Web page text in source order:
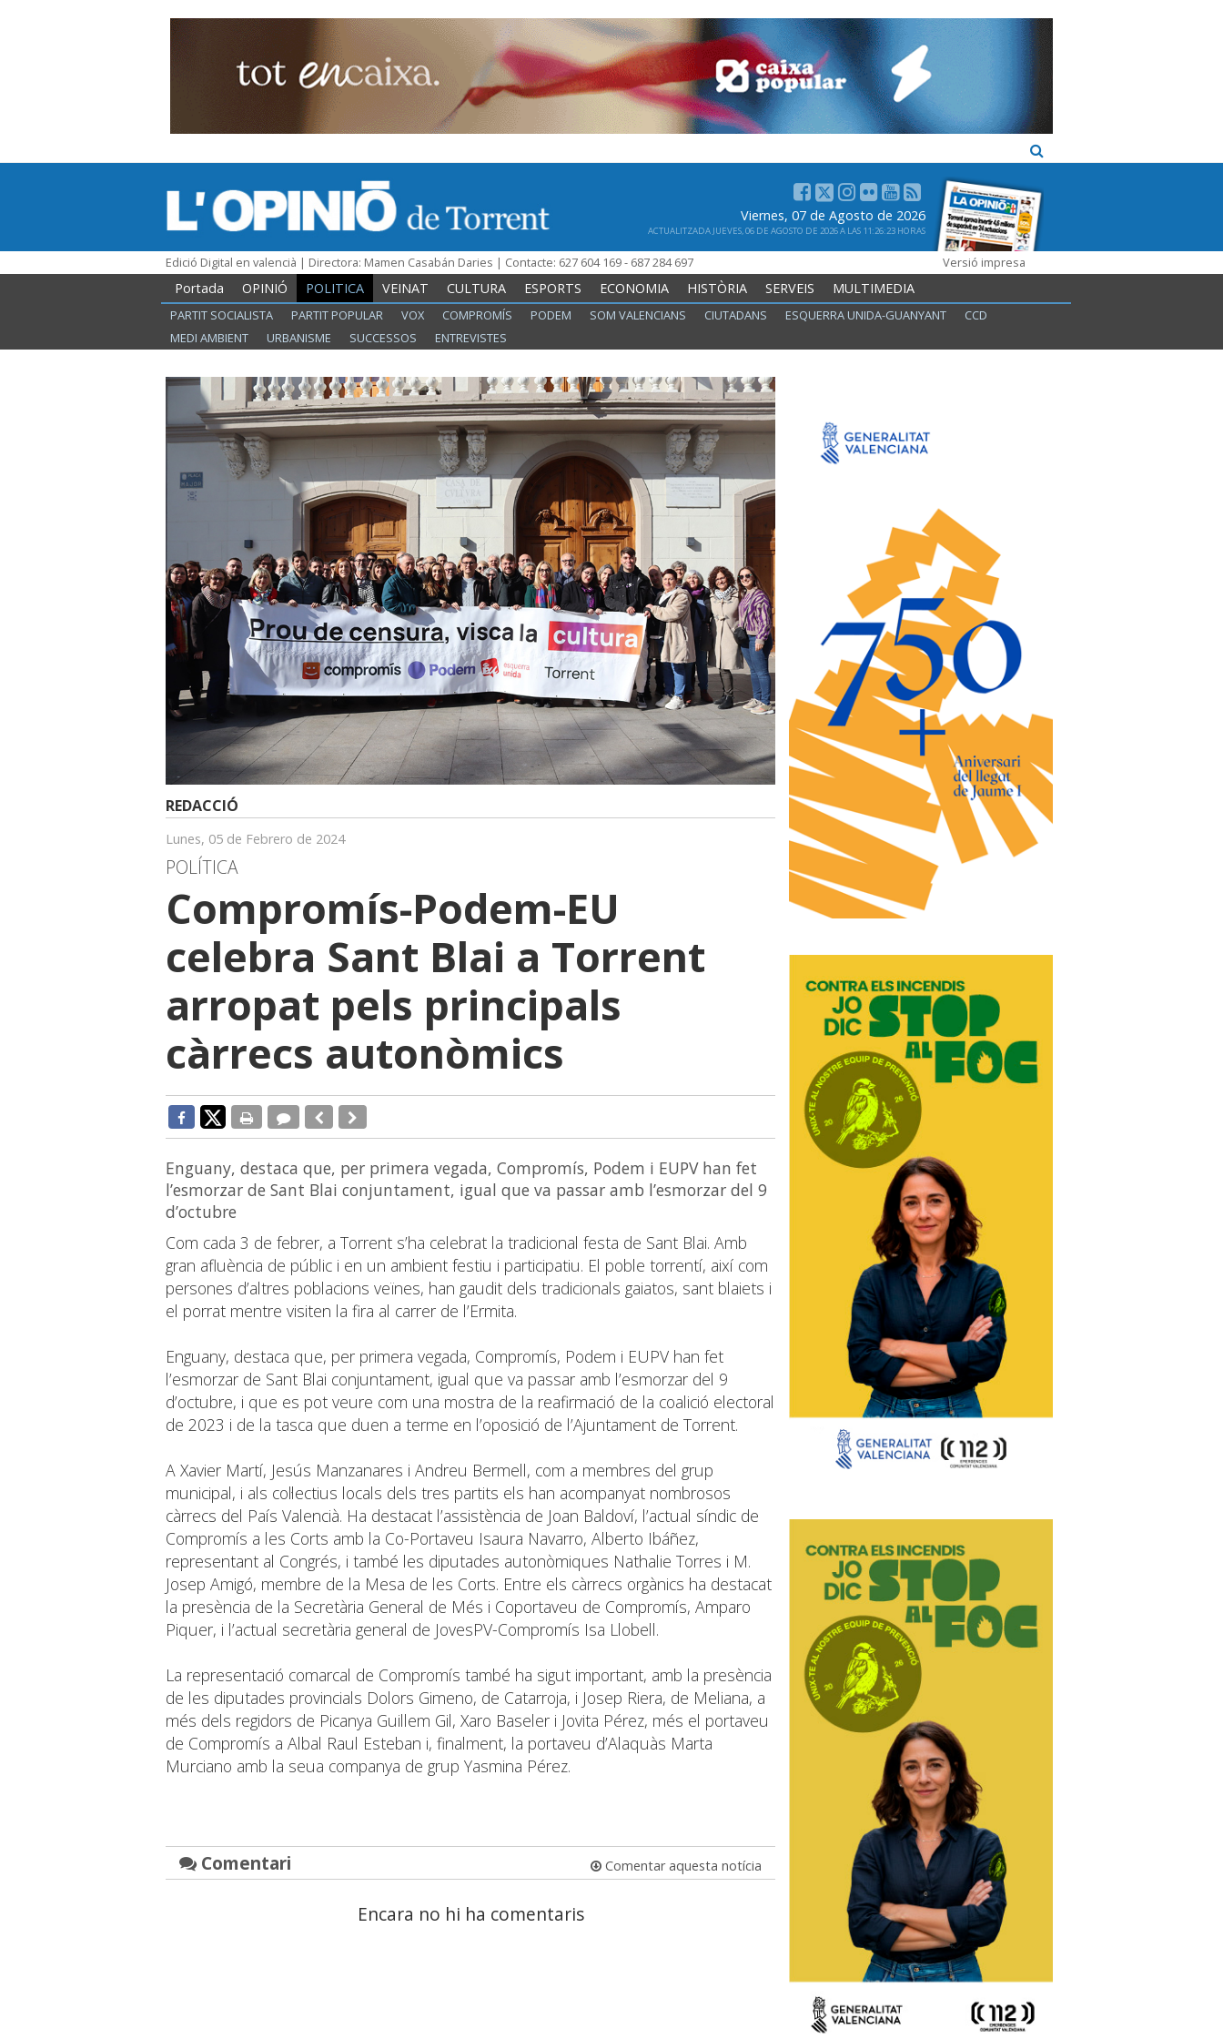
Viernes, 07 de Agosto de 2026
ACTUALITZADA JUEVES, 06 DE AGOSTO DE 2026 A LAS 11:26:23 HORAS
Edició Digital en valencià | Directora: Mamen Casabán Daries | Contacte: 627 604 169 - 687 284 697 Versió impresa
Portada OPINIÓ POLITICA VEINAT CULTURA ESPORTS ECONOMIA HISTÒRIA SERVEIS MULTIMEDIA
PARTIT SOCIALISTA PARTIT POPULAR VOX COMPROMÍS PODEM SOM VALENCIANS CIUTADANS ESQUERRA UNIDA-GUANYANT
CCD
MEDI AMBIENT
URBANISME SUCCESSOS ENTREVISTES
REDACCIÓ
Lunes, 05 de Febrero de 2024
POLÍTICA
Compromís-Podem-EU
celebra Sant Blai a Torrent
arropat pels principals
càrrecs autonòmics
Enguany, destaca que, per primera vegada, Compromís, Podem i EUPV han fet
l’esmorzar de Sant Blai conjuntament, igual que va passar amb l’esmorzar del 9
d’octubre
Com cada 3 de febrer, a Torrent s’ha celebrat la tradicional festa de Sant Blai. Amb
gran afluència de públic i en un ambient festiu i participatiu. El poble torrentí, així com
persones d’altres poblacions veïnes, han gaudit dels tradicionals gaiatos, sant blaiets i
el porrat mentre visiten la fira al carrer de l’Ermita.
Enguany, destaca que, per primera vegada, Compromís, Podem i EUPV han fet
l’esmorzar de Sant Blai conjuntament, igual que va passar amb l’esmorzar del 9
d’octubre, i que es pot veure com una mostra de la reafirmació de la coalició electoral
de 2023 i de la tasca que duen a terme en l’oposició de l’Ajuntament de Torrent.
A Xavier Martí, Jesús Manzanares i Andreu Bermell, com a membres del grup
municipal, i als col·lectius locals dels tres partits els han acompanyat nombrosos
càrrecs del País Valencià. Ha destacat l’assistència de Joan Baldoví, l’actual síndic de
Compromís a les Corts amb la Co-Portaveu Isaura Navarro, Alberto Ibáñez,
representant al Congrés, i també les diputades autonòmiques Nathalie Torres i M.
Josep Amigó, membre de la Mesa de les Corts. Entre els càrrecs orgànics ha destacat
la presència de la Secretària General de Més i Coportaveu de Compromís, Amparo
Piquer, i l’actual secretària general de JovesPV-Compromís Isa Llobell.
La representació comarcal de Compromís també ha sigut important, amb la presència
de les diputades provincials Dolors Gimeno, de Catarroja, i Josep Riera, de Meliana, a
més dels regidors de Picanya Guillem Gil, Xaro Baseler i Jovita Pérez, més el portaveu
de Compromís a Albal Raul Esteban i, finalment, la portaveu d’Alaquàs Marta
Murciano amb la seua companya de grup Yasmina Pérez.
Comentari Comentar aquesta notícia
Encara no hi ha comentaris